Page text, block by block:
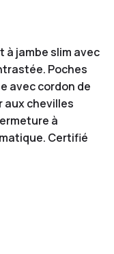
jambe slim avec
Poches
avec cordon de
aux chevilles
à
Certifié